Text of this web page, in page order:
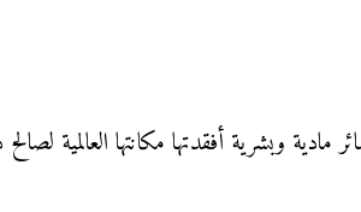
وبشرية أفقدتها مكانتها العالمية